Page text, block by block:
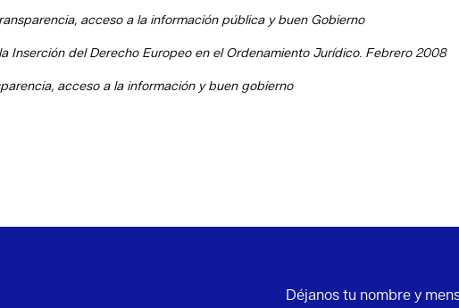
acceso a la información pública y buen Gobierno
Inserción del Derecho Europeo en el Ordenamiento Jurídico. Febrero 2008
acceso a la información y buen gobierno
Déjanos tu nombre y